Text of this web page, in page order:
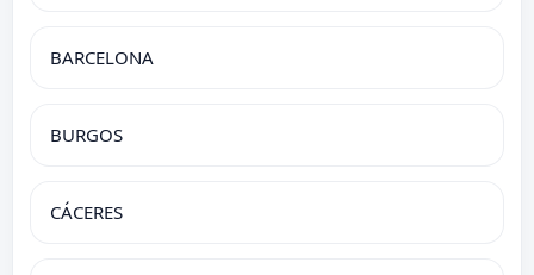
BARCELONA
BURGOS
CÁCERES